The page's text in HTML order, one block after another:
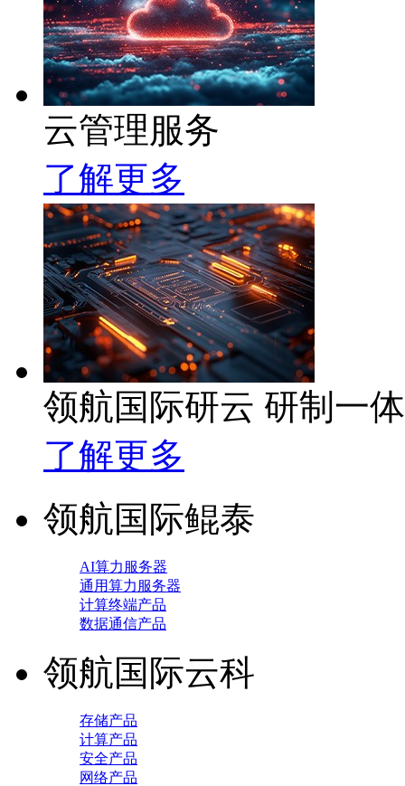
云管理服务
了解更多
领航国际研云 研制一
了解更多
领航国际鲲泰
AI算力服务器
通用算力服务器
计算终端产品
数据通信产品
领航国际云科
存储产品
计算产品
安全产品
网络产品